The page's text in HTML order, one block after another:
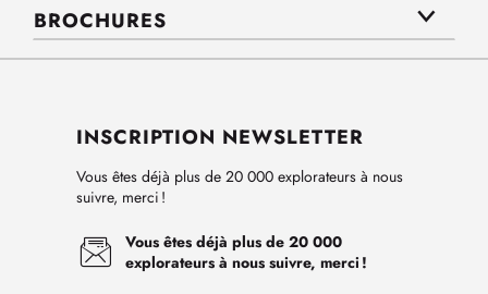
BROCHURES
INSCRIPTION NEWSLETTER
Vous êtes déjà plus de 20 000 explorateurs à nous
suivre, merci !
Vous êtes déjà plus de 20 000
explorateurs à nous suivre, merci !